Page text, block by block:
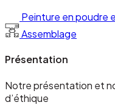
Peinture en poudre
Assemblage
Présentation
Notre présentation et
d’éthique